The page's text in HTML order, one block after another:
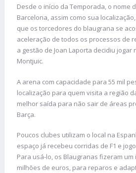
Desde o início da Temporada, o nome
Barcelona, assim como sua
que os torcedores do blaugrana se
aceleração de todos os processos de
a gestão de Joan Laporta decidiu jogar
Montjuic.
A arena com capacidade para 55 mil
localização para quem visita a região
melhor saída para não sair de áreas
Barça.
Poucos clubes utilizam o local na
espaço já recebeu corridas de F1 e
Para usá-lo, os Blaugranas fizeram
milhões de euros, para reparos e